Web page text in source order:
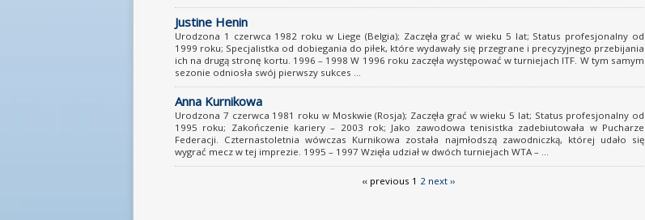
Justine Henin
Urodzona 1 czerwca 1982 roku w Liege (Belgia); Zaczęła grać w wieku 5 lat; Status profesjonalny od
1999 roku; Specjalistka od dobiegania do piłek, które wydawały się przegrane i precyzyjnego przebijania
ich na drugą stronę kortu. 1996 – 1998 W 1996 roku zaczęła występować w turniejach ITF. W tym samym
sezonie odniosła swój pierwszy sukces ...
Anna Kurnikowa
Urodzona 7 czerwca 1981 roku w Moskwie (Rosja); Zaczęła grać w wieku 5 lat; Status profesjonalny od
1995 roku; Zakończenie kariery – 2003 rok; Jako zawodowa tenisistka zadebiutowała w Pucharze
Federacji. Czternastoletnia wówczas Kurnikowa została najmłodszą zawodniczką, której udało się
wygrać mecz w tej imprezie. 1995 – 1997 Wzięła udział w dwóch turniejach WTA – ...
‹‹ previous 1 2 next ››